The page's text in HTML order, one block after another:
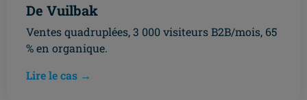
De Vuilbak
Ventes quadruplées, 3 000 visiteurs B2B/mois, 65
% en organique.
Lire le cas →